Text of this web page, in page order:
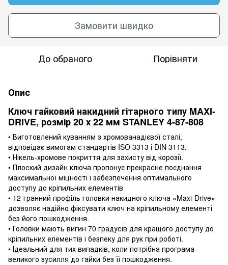
Замовити швидко
До обраного Порівняти
Опис
Ключ гайковий накидний гітарного типу MAXI-
DRIVE, розмір 20 х 22 мм STANLEY 4-87-808
• Виготовлений куванням з хромованадієвої сталі,
відповідає вимогам стандартів ISO 3313 і DIN 3113.
• Нікель-хромове покриття для захисту від корозії.
• Плоский дизайн ключа пропонує прекрасне поєднання
максимальної міцності і забезпечення оптимального
доступу до кріпильних елементів
• 12-гранний профіль головки накидного ключа «Maxi-Drive»
дозволяє надійно фіксувати ключ на кріпильному елементі
без його пошкодження.
• Головки мають вигин 70 градусів для кращого доступу до
кріпильних елементів і безпеку для рук при роботі.
• Ідеальний для тих випадків, коли потрібна програма
великого зусилля до гайки без її пошкодження.